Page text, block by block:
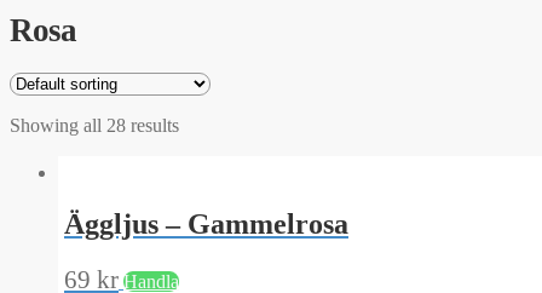
Rosa
Showing all 28 results
Äggljus – Gammelrosa
69 kr Handla